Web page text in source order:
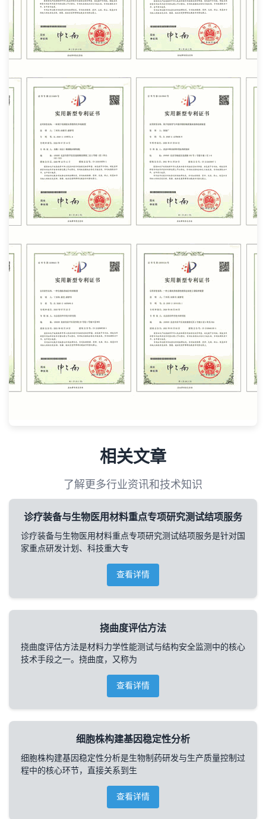
相关文章
了解更多行业资讯和技术知识
诊疗装备与生物医用材料重点专项研究测试结项服务
诊疗装备与生物医用材料重点专项研究测试结项服务是针对国
家重点研发计划、科技重大专
查看详情
挠曲度评估方法
挠曲度评估方法是材料力学性能测试与结构安全监测中的核心
技术手段之一。挠曲度，又称为
查看详情
细胞株构建基因稳定性分析
细胞株构建基因稳定性分析是生物制药研发与生产质量控制过
程中的核心环节，直接关系到生
查看详情